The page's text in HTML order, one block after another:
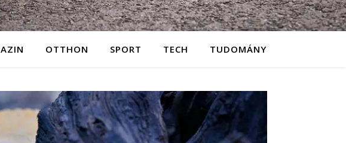
OTTHON SPORT TECH TUDOMÁNY